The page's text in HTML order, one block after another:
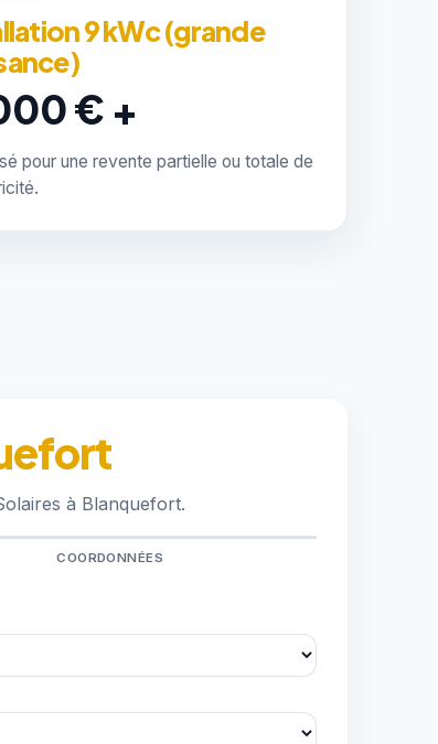
9 kWc (grande
€ +
pour une revente partielle ou totale de
à Blanquefort.
COORDONNÉES